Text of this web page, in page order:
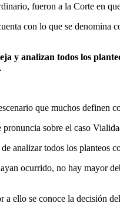
fueron a la Corte en
con lo que se denomina
y analizan todos los
que muchos definen
pronuncia sobre el caso
analizar todos los planteos
ocurrido, no hay mayor
ello se conoce la decisión